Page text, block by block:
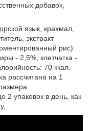
добавок,
язык, крахмал,
экстракт
рис).
- 2,5%, клетчатка -
70 ккал.
рассчитана на 1
2 упаковок в день, как